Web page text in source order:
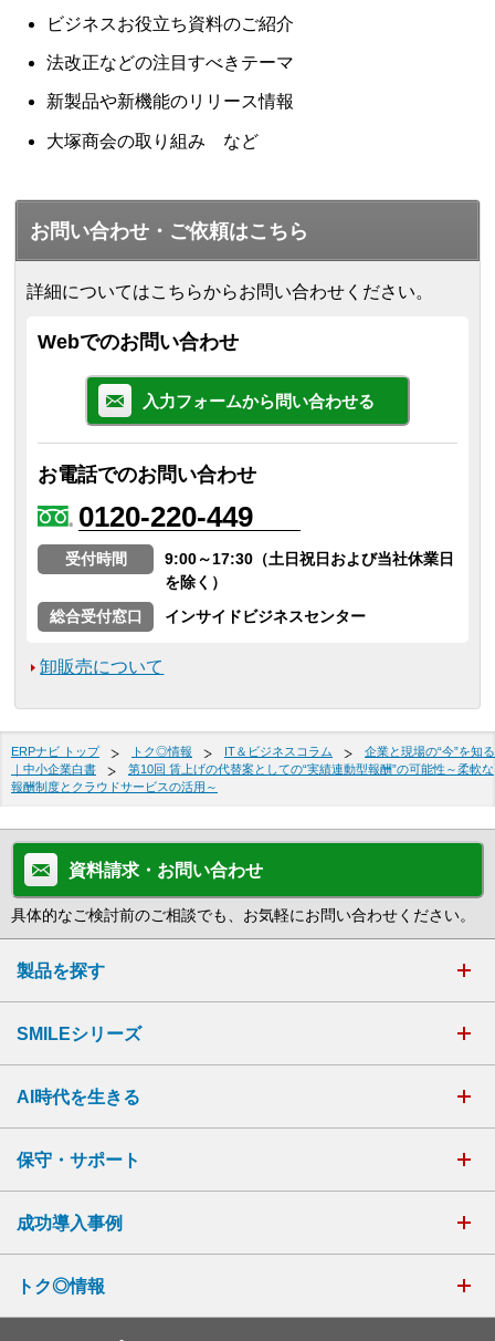
ビジネスお役立ち資料のご紹介
法改正などの注目すべきテーマ
新製品や新機能のリリース情報
大塚商会の取り組み など
お問い合わせ・ご依頼はこちら
詳細についてはこちらからお問い合わせください。
Webでのお問い合わせ
入力フォームから問い合わせる
お電話でのお問い合わせ
0120-220-449
受付時間
9:00～17:30（土日祝日および当社休業日
を除く）
総合受付窓口
インサイドビジネスセンター
卸販売について
ERPナビ トップ トク◎情報 IT＆ビジネスコラム
企業と現場の“今”を知る
｜中小企業白書
第10回 賃上げの代替案としての“実績連動型報酬”の可能性～柔軟な
報酬制度とクラウドサービスの活用～
資料請求・お問い合わせ
具体的なご検討前のご相談でも、お気軽にお問い合わせください。
製品を探す
SMILEシリーズ
AI時代を生きる
保守・サポート
成功導入事例
トク◎情報